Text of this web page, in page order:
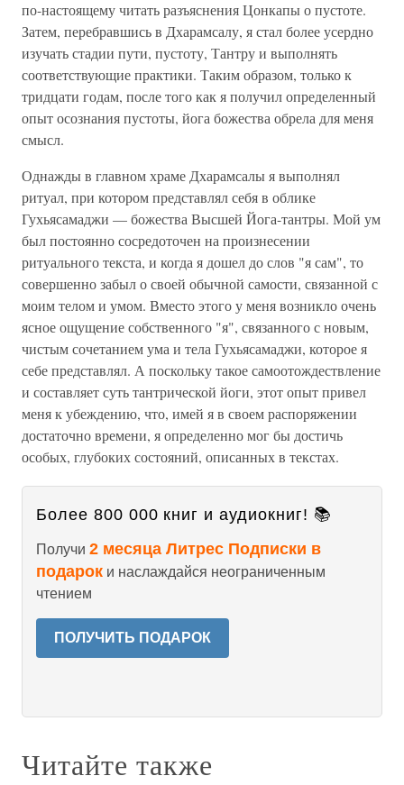
по-настоящему читать разъяснения Цонкапы о пустоте.
Затем, перебравшись в Дхарамсалу, я стал более усердно
изучать стадии пути, пустоту, Тантру и выполнять
соответствующие практики. Таким образом, только к
тридцати годам, после того как я получил определенный
опыт осознания пустоты, йога божества обрела для меня
смысл.
Однажды в главном храме Дхарамсалы я выполнял
ритуал, при котором представлял себя в облике
Гухьясамаджи — божества Высшей Йога-тантры. Мой ум
был постоянно сосредоточен на произнесении
ритуального текста, и когда я дошел до слов "я сам", то
совершенно забыл о своей обычной самости, связанной с
моим телом и умом. Вместо этого у меня возникло очень
ясное ощущение собственного "я", связанного с новым,
чистым сочетанием ума и тела Гухьясамаджи, которое я
себе представлял. А поскольку такое самоотождествление
и составляет суть тантрической йоги, этот опыт привел
меня к убеждению, что, имей я в своем распоряжении
достаточно времени, я определенно мог бы достичь
особых, глубоких состояний, описанных в текстах.
Более 800 000 книг и аудиокниг! 📚
Получи 2 месяца Литрес Подписки в
подарок и наслаждайся неограниченным
чтением
ПОЛУЧИТЬ ПОДАРОК
Читайте также